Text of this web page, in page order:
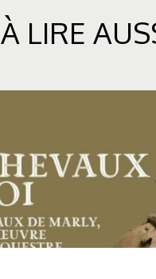
À LIRE